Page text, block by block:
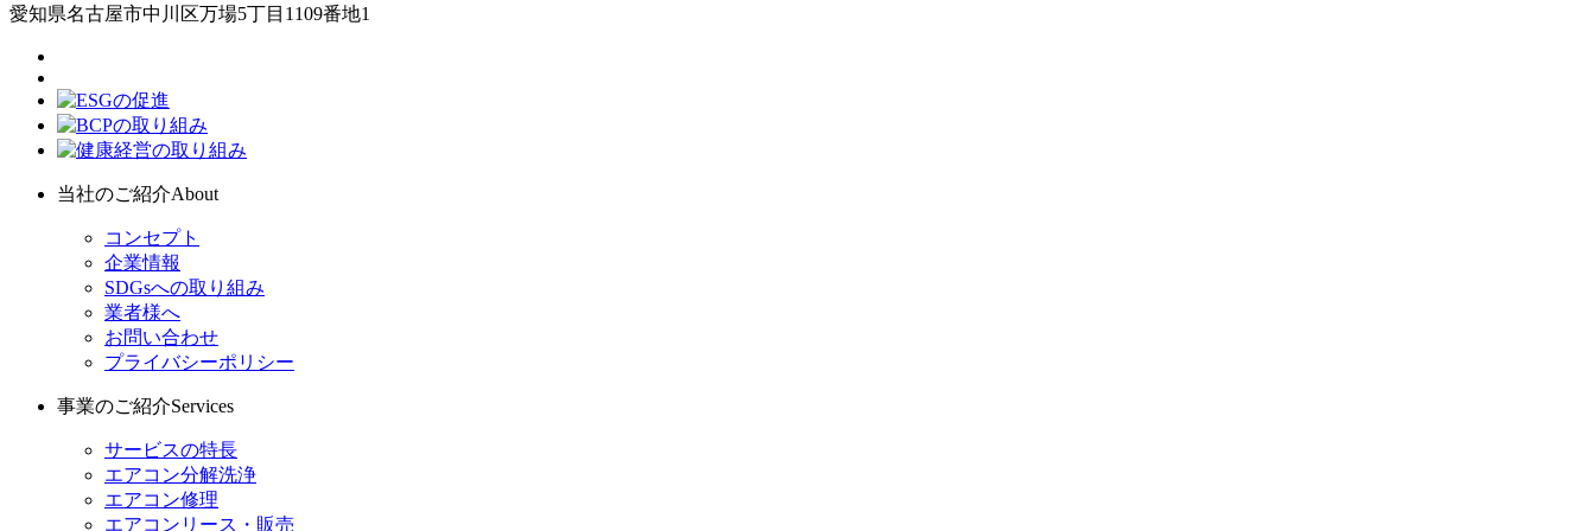
愛知県名古屋市中川区万場5丁目1109番地1
当社のご紹介About
コンセプト
企業情報
SDGsへの取り組み
業者様へ
お問い合わせ
プライバシーポリシー
事業のご紹介Services
サービスの特長
エアコン分解洗浄
エアコン修理
エアコンリース・販売